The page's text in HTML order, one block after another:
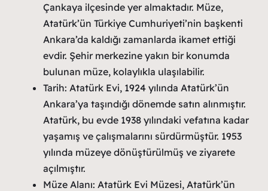
Çankaya ilçesinde yer almaktadır. Müze,
Atatürk’ün Türkiye Cumhuriyeti’nin başkenti
Ankara’da kaldığı zamanlarda ikamet ettiği
evdir. Şehir merkezine yakın bir konumda
bulunan müze, kolaylıkla ulaşılabilir.
Tarih: Atatürk Evi, 1924 yılında Atatürk’ün
Ankara’ya taşındığı dönemde satın alınmıştır.
Atatürk, bu evde 1938 yılındaki vefatına kadar
yaşamış ve çalışmalarını sürdürmüştür. 1953
yılında müzeye dönüştürülmüş ve ziyarete
açılmıştır.
Müze Alanı: Atatürk Evi Müzesi, Atatürk’ün